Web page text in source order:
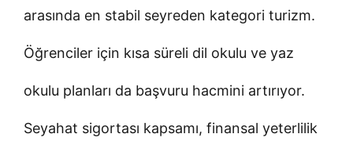
arasında en stabil seyreden kategori turizm.
Öğrenciler için kısa süreli dil okulu ve yaz
okulu planları da başvuru hacmini artırıyor.
Seyahat sigortası kapsamı, finansal yeterlilik